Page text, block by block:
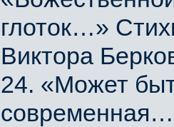
глоток…»
Виктора
24. «Может